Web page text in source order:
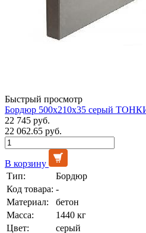
Быстрый просмотр
Бордюр 500х210х35 серый
22 745 руб.
22 062.65 руб.
В корзину
Тип:
Бордюр
Код товара: -
Материал:
бетон
Масса:
1440 кг
Цвет:
серый